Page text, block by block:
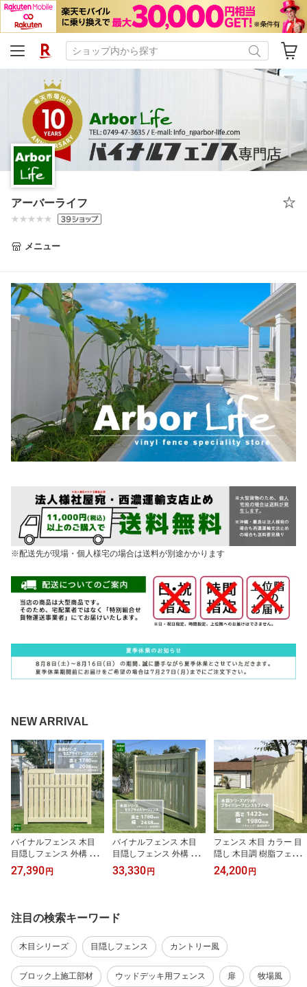
アーバーライフ
メニュー
※配送先が現場・個人様宅の場合は送料が別途かかります
NEW ARRIVAL
バイナルフェンス 木目
目隠しフェンス 外構 DIY
木目シリーズ セミプライ
バシーフェンス 高さ178
27,390円
バイナルフェンス 木目
目隠しフェンス 外構 DIY
木目シリーズ セミプライ
バシーフェンス 高さ178
33,330円
フェンス 木目 カラー 目
隠し 木目調 樹脂フェン
ス 柵 屋外 庭 DIYバイナ
ルフェンス 木目シリーズ
24,200円
注目の検索キーワード
木目シリーズ 目隠しフェンス カントリー風
ブロック上施工部材 ウッドデッキ用フェンス 扉 牧場風